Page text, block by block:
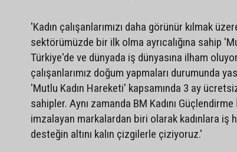
'Kadın çalışanlarımızı daha görünür kılmak
sektörümüzde bir ilk olma ayrıcalığına sahip
Türkiye'de ve dünyada iş dünyasına ilham
çalışanlarımız doğum yapmaları durumunda
'Mutlu Kadın Hareketi' kapsamında 3 ay
sahipler. Aynı zamanda BM Kadını
imzalayan markalardan biri olarak kadınlara iş
desteğin altını kalın çizgilerle çiziyoruz.'